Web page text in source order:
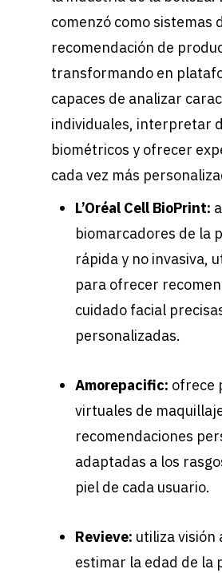
comenzó como sistemas
recomendación de
transformando en
capaces de analizar
individuales, interpretar
biométricos y ofrecer
cada vez más
L’Oréal Cell BioPrint: a
biomarcadores de la
rápida y no invasiva,
para ofrecer
cuidado facial
personalizadas.
Amorepacific: ofrece
virtuales de
recomendaciones
adaptadas a los
piel de cada usuario.
Revieve: utiliza
estimar la edad de la